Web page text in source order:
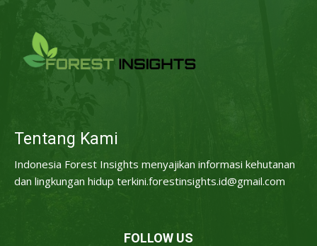
Tentang Kami
Indonesia Forest Insights menyajikan informasi kehutanan
dan lingkungan hidup terkini.forestinsights.id@gmail.com
FOLLOW US